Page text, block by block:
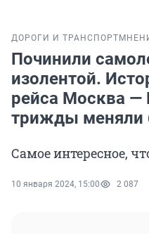
ДОРОГИ И ТРАНСПОРТ
Починили
изолентой.
рейса Москва —
трижды меняли
Самое интересное,
10 января 2024, 15:00 2 087